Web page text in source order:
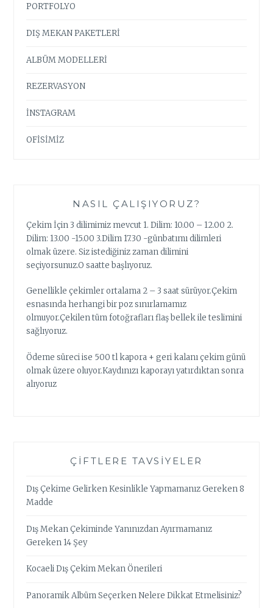
PORTFOLYO
DIŞ MEKAN PAKETLERİ
ALBÜM MODELLERİ
REZERVASYON
İNSTAGRAM
OFİSİMİZ
NASIL ÇALIŞIYORUZ?
Çekim İçin 3 dilimimiz mevcut 1. Dilim: 10.00 – 12.00 2.
Dilim: 13.00 -15.00 3.Dilim 17.30 -günbatımı dilimleri
olmak üzere. Siz istediğiniz zaman dilimini
seçiyorsunuz.O saatte başlıyoruz.
Genellikle çekimler ortalama 2 – 3 saat sürüyor.Çekim
esnasında herhangi bir poz sınırlamamız
olmuyor.Çekilen tüm fotoğrafları flaş bellek ile teslimini
sağlıyoruz.
Ödeme süreci ise 500 tl kapora + geri kalanı çekim günü
olmak üzere oluyor.Kaydınızı kaporayı yatırdıktan sonra
alıyoruz
ÇIFTLERE TAVSIYELER
Dış Çekime Gelirken Kesinlikle Yapmamanız Gereken 8
Madde
Dış Mekan Çekiminde Yanınızdan Ayırmamanız
Gereken 14 Şey
Kocaeli Dış Çekim Mekan Önerileri
Panoramik Albüm Seçerken Nelere Dikkat Etmelisiniz?